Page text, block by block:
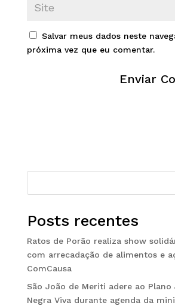
Salvar meus dados neste
próxima vez que eu comentar.
Posts recentes
Ratos de Porão realiza show
com arrecadação de alimentos e
ComCausa
São João de Meriti adere ao Plano
Negra Viva durante agenda da